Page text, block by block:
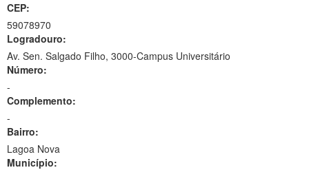
CEP:
59078970
Logradouro:
Av. Sen. Salgado Filho, 3000-Campus Universitário
Número:
-
Complemento:
-
Bairro:
Lagoa Nova
Município: